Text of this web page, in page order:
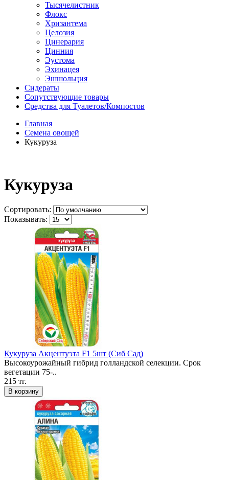
Тысячелистник
Флокс
Хризантема
Целозия
Цинерария
Цинния
Эустома
Эхинацея
Эшшольция
Сидераты
Сопутствующие товары
Средства для Туалетов/Компостов
Главная
Семена овощей
Кукуруза
Кукуруза
Сортировать:
Показывать:
Кукуруза Акцентуэта F1 5шт (Сиб Сад)
Высокоурожайный гибрид голландской селекции. Срок
вегетации 75-..
215 тг.
В корзину